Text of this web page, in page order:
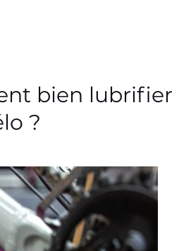
bien lubrifier
?